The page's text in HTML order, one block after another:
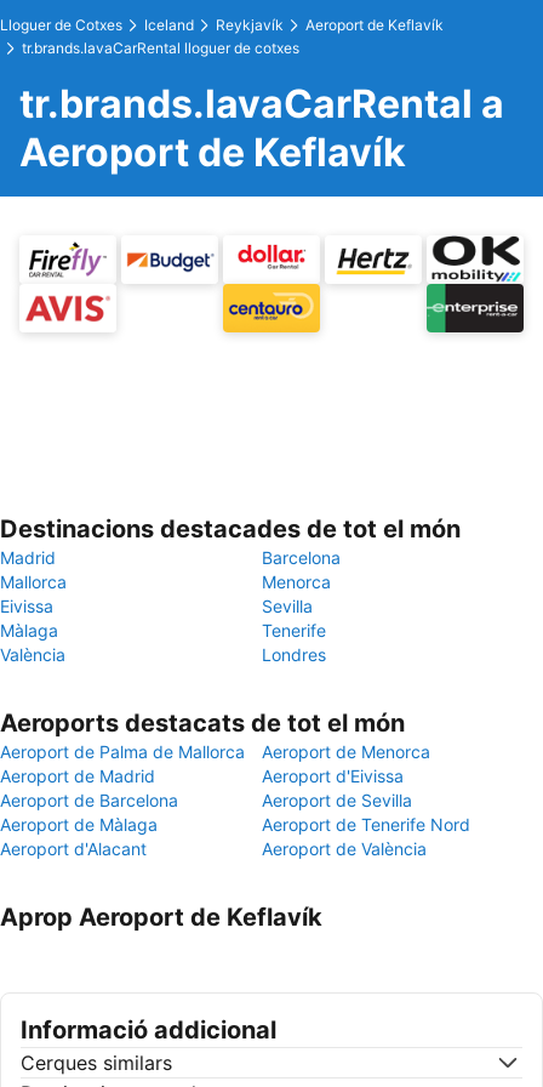
Lloguer de Cotxes Iceland Reykjavík
Aeroport de Keflavík
tr.brands.lavaCarRental lloguer de cotxes
tr.brands.lavaCarRental a
Aeroport de Keflavík
Destinacions destacades de tot el món
Madrid
Barcelona
Mallorca
Menorca
Eivissa
Sevilla
Màlaga
Tenerife
València
Londres
Aeroports destacats de tot el món
Aeroport de Palma de Mallorca
Aeroport de Menorca
Aeroport de Madrid
Aeroport d'Eivissa
Aeroport de Barcelona
Aeroport de Sevilla
Aeroport de Màlaga
Aeroport de Tenerife Nord
Aeroport d'Alacant
Aeroport de València
Aprop Aeroport de Keflavík
Informació addicional
Cerques similars